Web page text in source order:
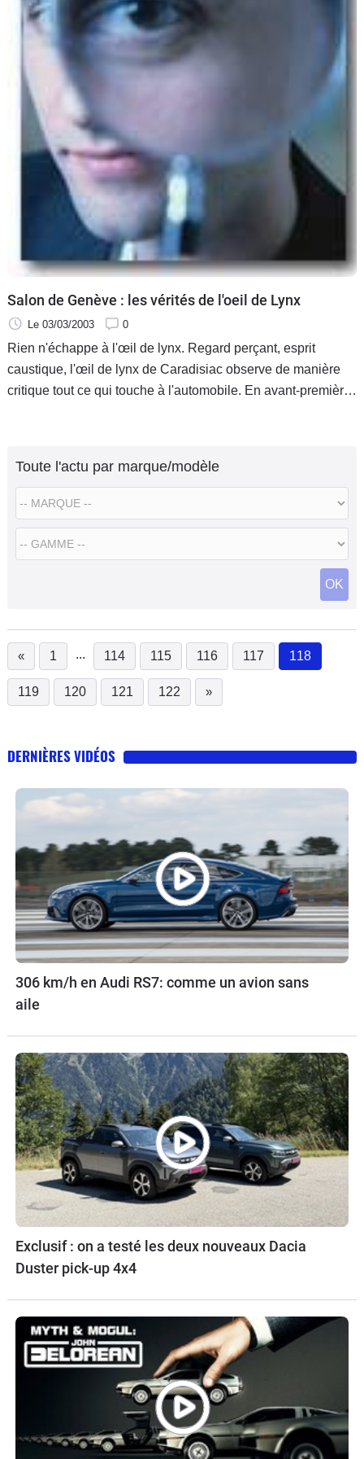
Salon de Genève : les vérités de l'oeil de Lynx
Le 03/03/2003 0
Rien n'échappe à l'œil de lynx. Regard perçant, esprit
caustique, l'œil de lynx de Caradisiac observe de manière
critique tout ce qui touche à l'automobile. En avant-première,
Toute l'actu par marque/modèle
OK
« 1 ... 114 115 116 117 118
(current)
119
120 121 122 »
DERNIÈRES VIDÉOS
306 km/h en Audi RS7: comme un avion sans
aile
Exclusif : on a testé les deux nouveaux Dacia
Duster pick-up 4x4